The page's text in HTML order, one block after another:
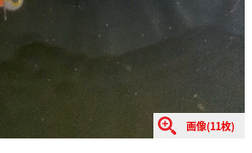
画像(11枚)